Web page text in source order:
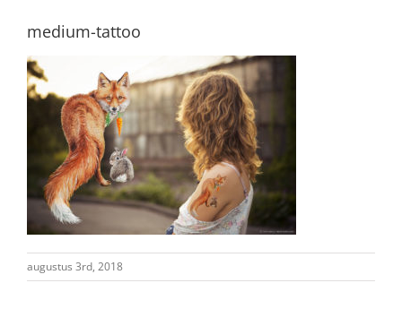
medium-tattoo
augustus 3rd, 2018